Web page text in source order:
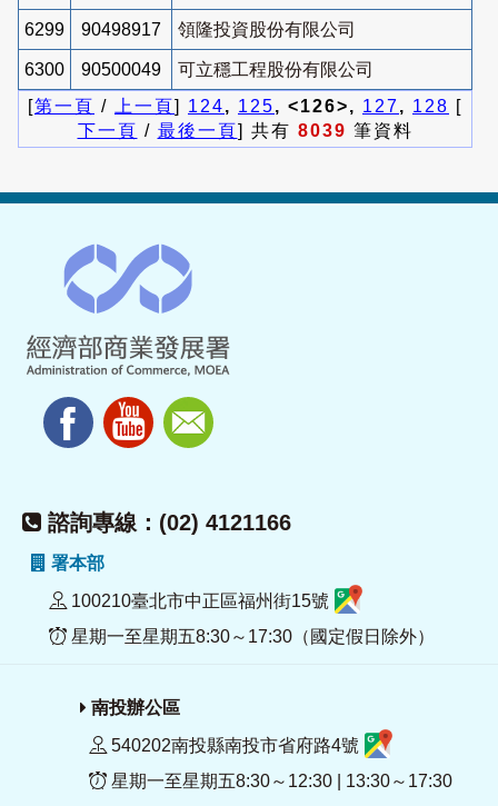
6299 90498917 領隆投資股份有限公司
6300 90500049
可立穩工程股份有限公司
[第一頁 / 上一頁] 124, 125, <126>, 127, 128 [
下一頁 / 最後一頁] 共有 8039 筆資料
諮詢專線：(02) 4121166
署本部
100210臺北市中正區福州街15號
星期一至星期五8:30～17:30（國定假日除外）
南投辦公區
540202南投縣南投市省府路4號
星期一至星期五8:30～12:30 | 13:30～17:30